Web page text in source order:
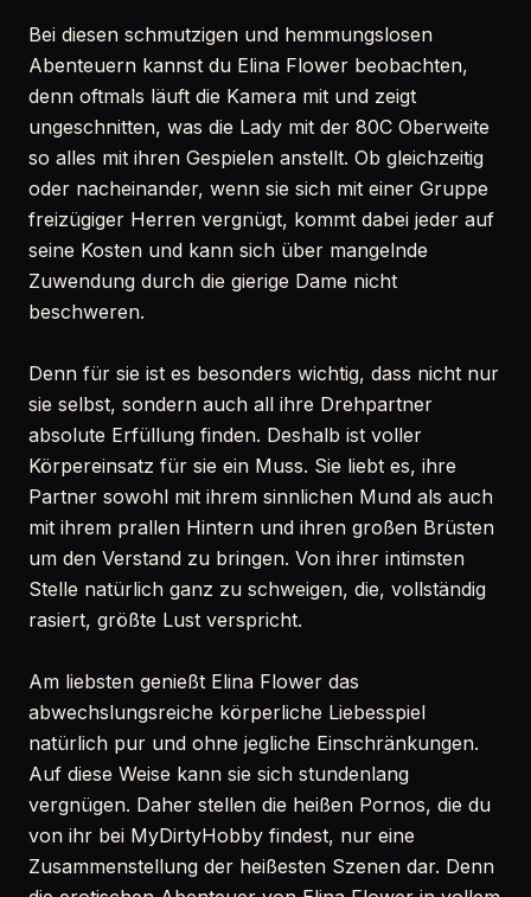
Bei diesen schmutzigen und hemmungslosen
Abenteuern kannst du Elina Flower beobachten,
denn oftmals läuft die Kamera mit und zeigt
ungeschnitten, was die Lady mit der 80C Oberweite
so alles mit ihren Gespielen anstellt. Ob gleichzeitig
oder nacheinander, wenn sie sich mit einer Gruppe
freizügiger Herren vergnügt, kommt dabei jeder auf
seine Kosten und kann sich über mangelnde
Zuwendung durch die gierige Dame nicht
beschweren.
Denn für sie ist es besonders wichtig, dass nicht nur
sie selbst, sondern auch all ihre Drehpartner
absolute Erfüllung finden. Deshalb ist voller
Körpereinsatz für sie ein Muss. Sie liebt es, ihre
Partner sowohl mit ihrem sinnlichen Mund als auch
mit ihrem prallen Hintern und ihren großen Brüsten
um den Verstand zu bringen. Von ihrer intimsten
Stelle natürlich ganz zu schweigen, die, vollständig
rasiert, größte Lust verspricht.
Am liebsten genießt Elina Flower das
abwechslungsreiche körperliche Liebesspiel
natürlich pur und ohne jegliche Einschränkungen.
Auf diese Weise kann sie sich stundenlang
vergnügen. Daher stellen die heißen Pornos, die du
von ihr bei MyDirtyHobby findest, nur eine
Zusammenstellung der heißesten Szenen dar. Denn